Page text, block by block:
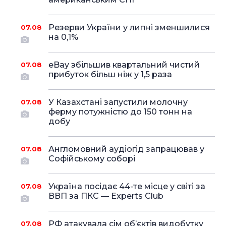
07.08
Резерви України у липні зменшилися
на 0,1%
07.08
eBay збільшив квартальний чистий
прибуток більш ніж у 1,5 раза
07.08
У Казахстані запустили молочну
ферму потужністю до 150 тонн на
добу
07.08
Англомовний аудіогід запрацював у
Софійському соборі
07.08
Україна посідає 44-те місце у світі за
ВВП за ПКС — Experts Club
07.08 РФ атакувала сім об’єктів видобутку